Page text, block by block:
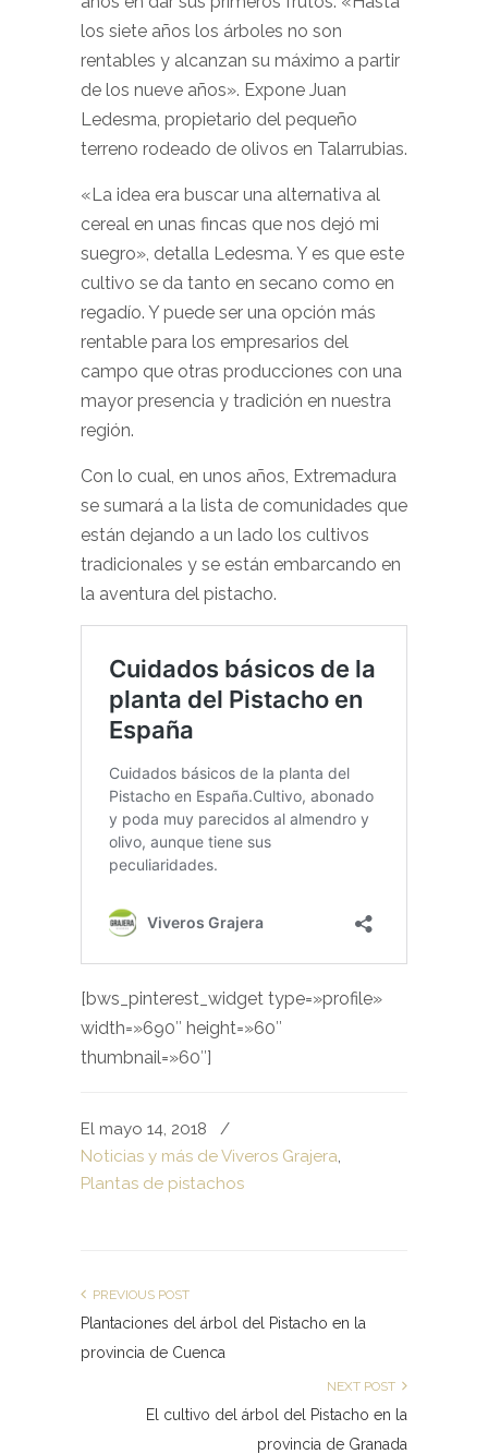
los siete años los árboles no son
rentables y alcanzan su máximo a partir
de los nueve años». Expone Juan
Ledesma, propietario del pequeño
terreno rodeado de olivos en Talarrubias.
«La idea era buscar una alternativa al
cereal en unas fincas que nos dejó mi
suegro», detalla Ledesma. Y es que este
cultivo se da tanto en secano como en
regadío. Y puede ser una opción más
rentable para los empresarios del
campo que otras producciones con una
mayor presencia y tradición en nuestra
región.
Con lo cual, en unos años, Extremadura
se sumará a la lista de comunidades que
están dejando a un lado los cultivos
tradicionales y se están embarcando en
la aventura del pistacho.
[bws_pinterest_widget type=»profile»
width=»690″ height=»60″
thumbnail=»60″]
El mayo 14, 2018
/
Noticias y más de Viveros Grajera,
Plantas de pistachos
PREVIOUS POST
Plantaciones del árbol del Pistacho en la
provincia de Cuenca
NEXT POST
El cultivo del árbol del Pistacho en la
provincia de Granada